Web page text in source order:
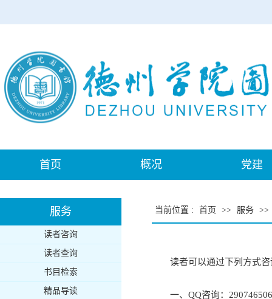
首页 概况 党建
服务
读者咨询
读者查询
书目检索
精品导读
当前位置 : 首页 >> 服务 >>
读者可以通过下列方式咨
一、QQ咨询：